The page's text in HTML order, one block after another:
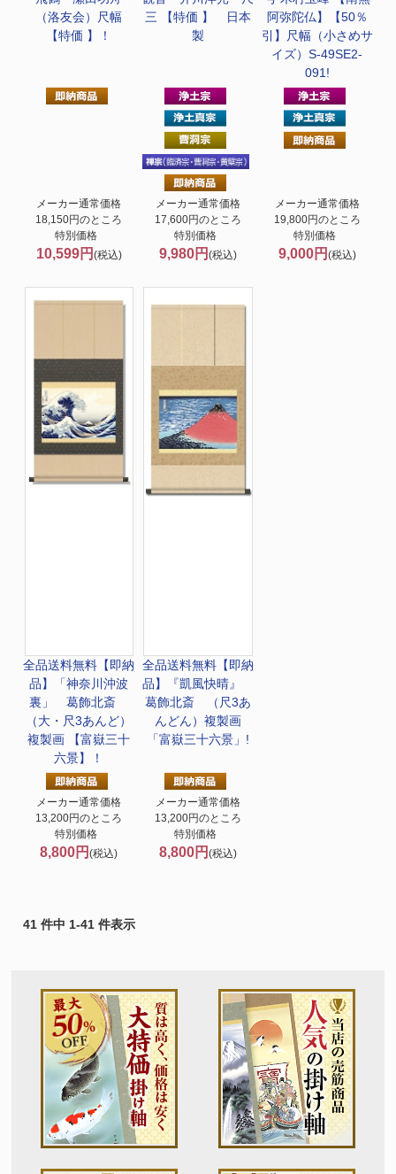
（洛友会）尺幅
【特価 】！
メーカー通常価格
18,150円のところ
特別価格
10,599円 (税込)
三 【特価 】 日本
製
メーカー通常価格
17,600円のところ
特別価格
9,980円 (税込)
阿弥陀仏】【50％
引】尺幅（小さめサ
イズ）S-49SE2-
091!
メーカー通常価格
19,800円のところ
特別価格
9,000円 (税込)
全品送料無料 【即納
品】「神奈川沖波
裏」 葛飾北斎
（大・尺3あんど）
複製画 【富嶽三十
六景】！
メーカー通常価格
13,200円のところ
特別価格
8,800円(税込)
全品送料無料【即納
品】『凱風快晴』
葛飾北斎 （尺3あ
んどん）複製画
「富嶽三十六景」!
メーカー通常価格
13,200円のところ
特別価格
8,800円 (税込)
41 件中 1-41 件表示